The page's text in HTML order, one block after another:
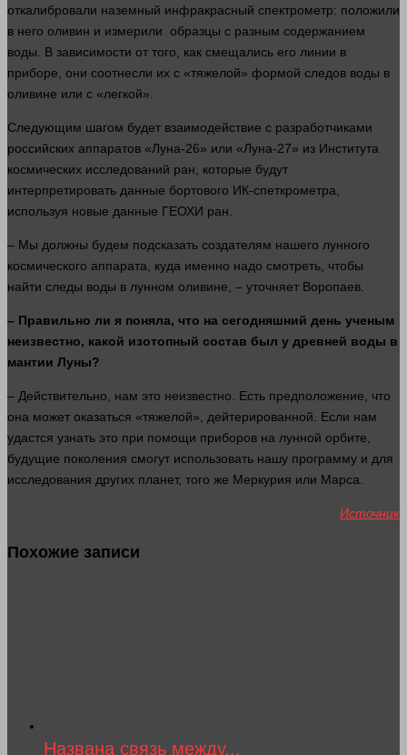
откалибровали наземный инфракрасный спектрометр: положили
в него оливин и измерили образцы с разным содержанием
воды . В зависимости от того, как смещались его линии в
приборе, они соотнесли их с «тяжелой» формой следов воды в
оливине или с «легкой».
Следующим шагом будет взаимодействие с разработчиками
российских аппаратов «Луна-26» или «Луна-27» из Института
космических исследований ран , которые будут
интерпретировать данные бортового ИК-спеткрометра,
используя новые данные ГЕОХИ ран
– Мы должны будем подсказать создателям нашего лунного
космического аппарата, куда именно надо смотреть, чтобы
найти следы воды в лунном оливине, – уточняет Воропаев.
– Правильно ли я поняла, что на сегодняшний день ученым
неизвестно, какой изотопный состав был у древней воды в
мантии Луны?
– Действительно, нам это неизвестно. Есть предположение, что
она может оказаться «тяжелой», дейтерированной. Если нам
удастся узнать это при помощи приборов на лунной орбите,
будущие поколения смогут использовать нашу программу и для
исследования других планет, того же Меркурия или Марса.
Источник
Похожие записи
Названа связь между...